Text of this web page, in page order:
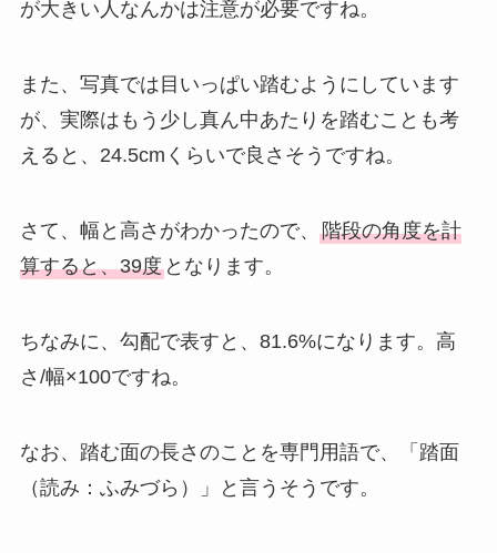
が大きい人なんかは注意が必要ですね。
また、写真では目いっぱい踏むようにしています
が、実際はもう少し真ん中あたりを踏むことも考
えると、24.5cmくらいで良さそうですね。
さて、幅と高さがわかったので、 階段の角度を計
算すると、39度となります。
ちなみに、勾配で表すと、81.6%になります。高
さ/幅×100ですね。
なお、踏む面の長さのことを専門用語で、「踏面
（読み：ふみづら）」と言うそうです。